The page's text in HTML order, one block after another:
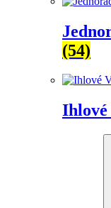
(54)
Ihlové